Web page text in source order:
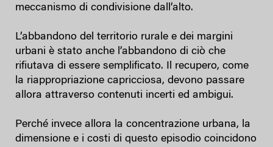
meccanismo di condivisione dall’alto.
L’abbandono del territorio rurale e dei margini
urbani è stato anche l’abbandono di ciò che
rifiutava di essere semplificato. Il recupero, come
la riappropriazione capricciosa, devono passare
allora attraverso contenuti incerti ed ambigui.
Perché invece allora la concentrazione urbana, la
dimensione e i costi di questo episodio coincidono